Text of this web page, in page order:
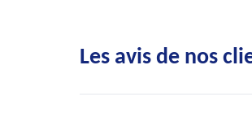
Les avis de nos